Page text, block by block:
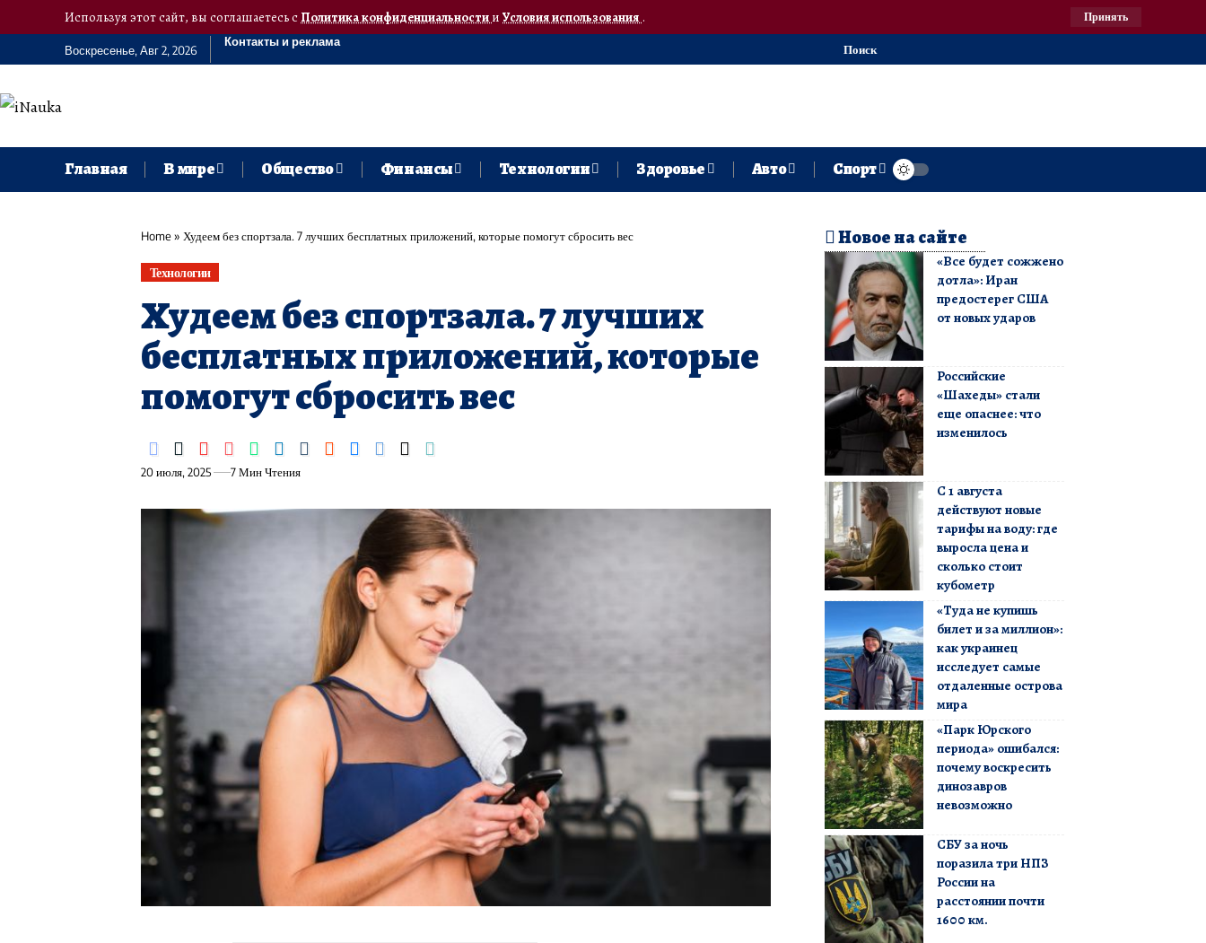
Используя этот сайт, вы соглашаетесь сПолитика конфиденциальностии Условия использования. Принять
Воскресенье, Авг 2, 2026
Контакты и реклама
Поиск
Главная В мире Общество Финансы Технологии Здоровье Авто Спорт
Home» Худеем без спортзала. 7 лучших бесплатных приложений, которые помогут сбросить вес
Технологии
Худеем без спортзала. 7 лучших
бесплатных приложений, которые
помогут сбросить вес
20 июля, 2025 7 Мин Чтения
Новое на сайте
«Все будет сожжено
дотла»: Иран
предостерег США
от новых ударов
Российские
«Шахеды» стали
еще опаснее: что
изменилось
С 1 августа
действуют новые
тарифы на воду: где
выросла цена и
сколько стоит
кубометр
«Туда не купишь
билет и за миллион»:
как украинец
исследует самые
отдаленные острова
мира
«Парк Юрского
периода» ошибался:
почему воскресить
динозавров
невозможно
СБУ за ночь
поразила три НПЗ
России на
расстоянии почти
1600 км.